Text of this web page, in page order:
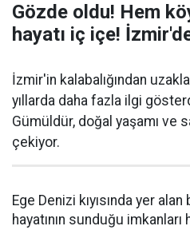
Gözde oldu! Hem
hayatı iç içe!
İzmir'in kalabalığından
yıllarda daha fazla ilgi
Gümüldür, doğal yaşamı ve
çekiyor.
Ege Denizi kıyısında yer
hayatının sunduğu imkanları